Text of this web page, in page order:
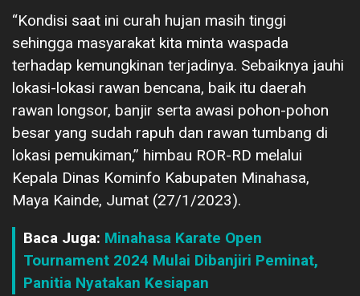
“Kondisi saat ini curah hujan masih tinggi
sehingga masyarakat kita minta waspada
terhadap kemungkinan terjadinya. Sebaiknya jauhi
lokasi-lokasi rawan bencana, baik itu daerah
rawan longsor, banjir serta awasi pohon-pohon
besar yang sudah rapuh dan rawan tumbang di
lokasi pemukiman,” himbau ROR-RD melalui
Kepala Dinas Kominfo Kabupaten Minahasa,
Maya Kainde, Jumat (27/1/2023).
Baca Juga: Minahasa Karate Open
Tournament 2024 Mulai Dibanjiri Peminat,
Panitia Nyatakan Kesiapan